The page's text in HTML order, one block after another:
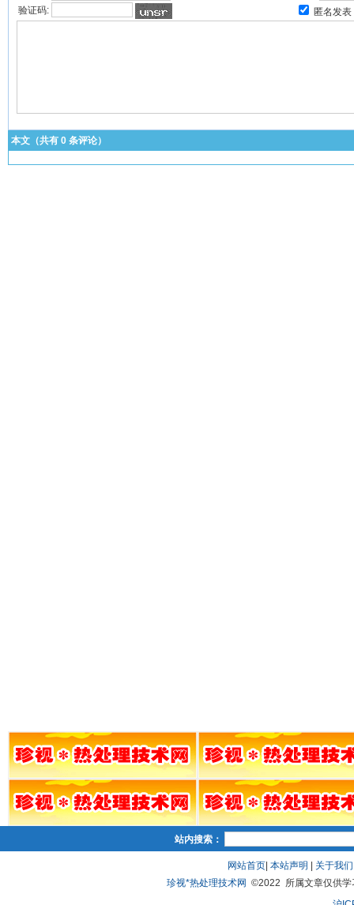
验证码:
匿名发表
本文（共有 0 条评论）
站内搜索：
网站首页| 本站声明 关于我们
珍视*热处理技术网 ©2022 所属文章仅供学